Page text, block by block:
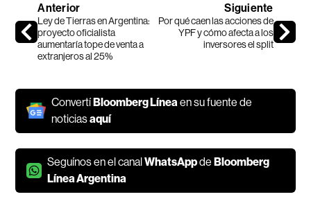
Anterior
Ley de Tierras en Argentina:
proyecto oficialista
aumentaría tope de venta a
extranjeros al 25%
Siguiente
Por qué caen las acciones de
YPF y cómo afecta a los
inversores el split
ConvertíBloomberg Línea en su fuente de
noticiasaquí
Seguínos en el canalWhatsAppdeBloomberg
Línea Argentina